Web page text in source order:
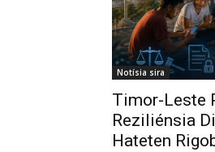
Notísia sira
Timor-Leste
Reziliénsia
Hateten